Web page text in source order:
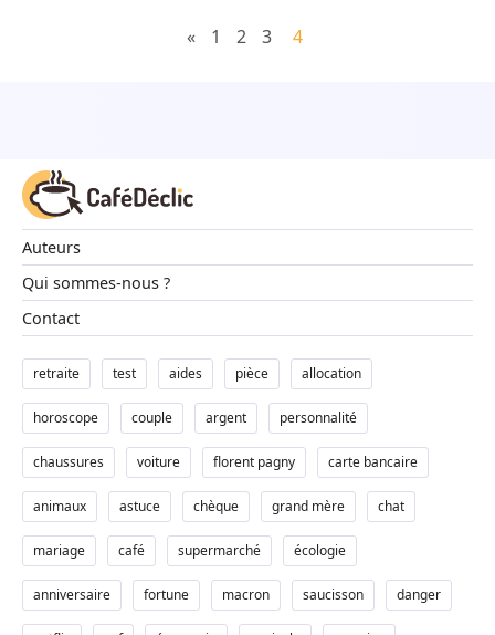
« 1 2 3 4
Auteurs
Qui sommes-nous ?
Contact
retraite test aides pièce allocation
horoscope couple argent personnalité
chaussures voiture florent pagny carte bancaire
animaux astuce chèque grand mère chat
mariage café supermarché écologie
anniversaire fortune macron saucisson danger